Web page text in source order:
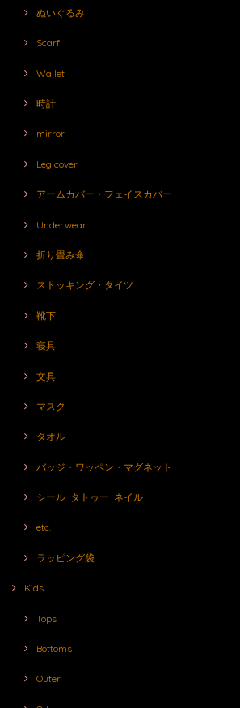
ぬいぐるみ
Scarf
Wallet
時計
mirror
Leg cover
アームカバー・フェイスカバー
Underwear
折り畳み傘
ストッキング・タイツ
靴下
寝具
文具
マスク
タオル
バッジ・ワッペン・マグネット
シール･タトゥー･ネイル
etc.
ラッピング袋
Kids
Tops
Bottoms
Outer